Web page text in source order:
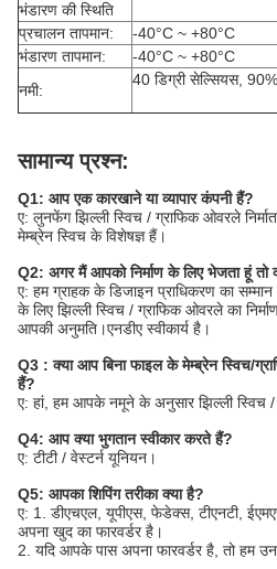
भंडारण की स्थिति
प्रचालन तापमान:
-40°C ~ +80°C
भंडारण तापमान:
-40°C ~ +80°C
नमी:
40 डिग्री सेल्सियस,
सामान्य प्रश्न:
Q1: आप एक कारखाने या व्यापार कंपनी हैं?
ए: लुनफेंग झिल्ली स्विच / ग्राफिक ओवरले
मेम्ब्रेन स्विच के विशेषज्ञ हैं।
Q2: अगर मैं आपको निर्माण के लिए भेजता हूं तो
ए: हम ग्राहक के डिजाइन प्राधिकरण का
के लिए झिल्ली स्विच / ग्राफिक ओवरले का
आपकी अनुमति।एनडीए स्वीकार्य है।
Q3 : क्या आप बिना फाइल के मेम्ब्रेन स्विच/
हैं?
ए: हां, हम आपके नमूने के अनुसार झिल्ली
Q4: आप क्या भुगतान स्वीकार करते हैं?
ए: टीटी / वेस्टर्न यूनियन।
Q5: आपका शिपिंग तरीका क्या है?
ए: 1. डीएचएल, यूपीएस, फेडेक्स, टीएनटी,
अपना खुद का फारवर्डर है।
2. यदि आपके पास अपना फारवर्डर है, तो हम